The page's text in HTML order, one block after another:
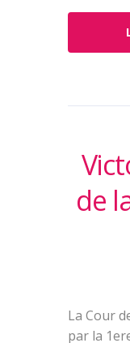
de
La Cour
par la